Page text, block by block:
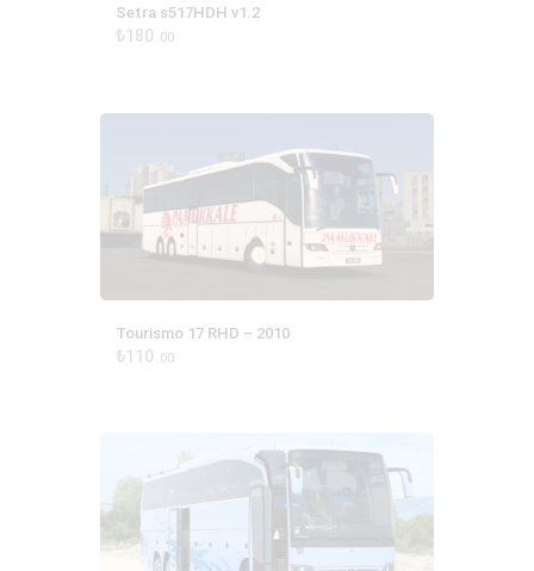
Setra s517HDH v1.2
₺180 00
Tourismo 17 RHD – 2010
₺110 00